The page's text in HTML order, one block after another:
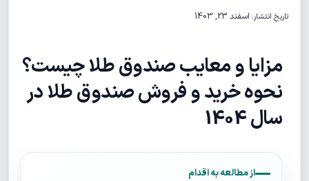
تاریخ انتشار: اسفند 23, 1403
مزایا و معایب صندوق طلا چیست؟
نحوه خرید و فروش صندوق‌ طلا در
سال 1404
از مطالعه به اقدام